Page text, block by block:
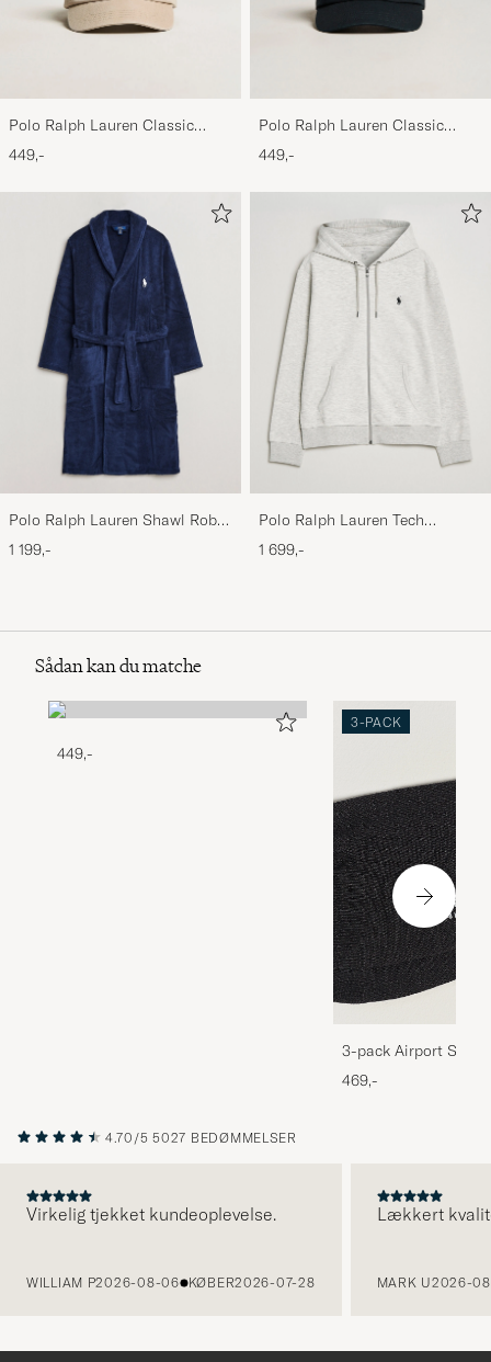
Polo Ralph Lauren Classic
Sports Cap Beige
449,-
Polo Ralph Lauren Classic
Sports Cap Black
449,-
Polo Ralph Lauren Shawl Robe
Navy
1 199,-
Polo Ralph Lauren Tech
Performance Full Zip Light
Sport Heather
1 699,-
Sådan kan du matche
449,-
3-PACK
3-pack Airport
Melange
469,-
4.70/5 5027 BEDØMMELSER
Virkelig tjekket kundeoplevelse.
WILLIAM P2026-08-06 KØBER2026-07-28
Lækkert
MARK U2026-